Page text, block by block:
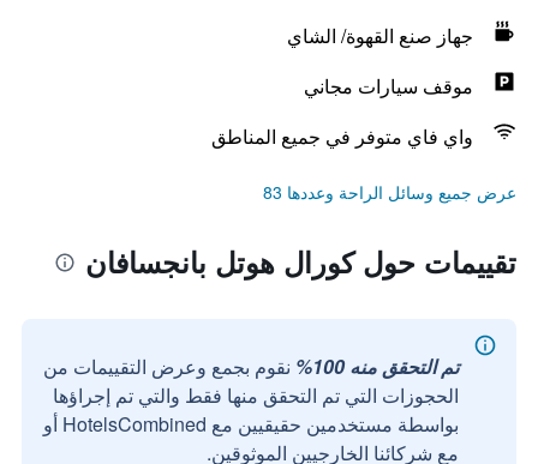
جهاز صنع القهوة/ الشاي
موقف سيارات مجاني
واي فاي متوفر في جميع المناطق
عرض جميع وسائل الراحة وعددها 83
تقييمات حول كورال هوتل بانجسافان
تم التحقق منه 100%
نقوم بجمع وعرض التقييمات من
الحجوزات التي تم التحقق منها فقط والتي تم إجراؤها
بواسطة مستخدمين حقيقيين مع HotelsCombined أو
مع شركائنا الخارجيين الموثوقين.